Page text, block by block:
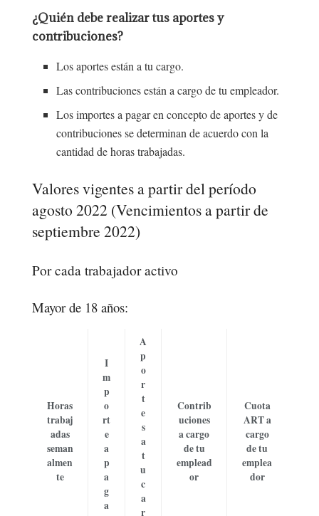
¿Quién debe realizar tus aportes y
contribuciones?
Los aportes están a tu cargo.
Las contribuciones están a cargo de tu empleador.
Los importes a pagar en concepto de aportes y de
contribuciones se determinan de acuerdo con la
cantidad de horas trabajadas.
Valores vigentes a partir del período
agosto 2022 (Vencimientos a partir de
septiembre 2022)
Por cada trabajador activo
Mayor de 18 años:
Horas
trabaj
adas
seman
almen
te
I
m
p
o
rt
e
a
p
a
g
a
A
p
o
r
t
e
s
a
t
u
c
a
r
Contrib
uciones
a cargo
de tu
emplead
or
Cuota
ART a
cargo
de tu
emplea
dor